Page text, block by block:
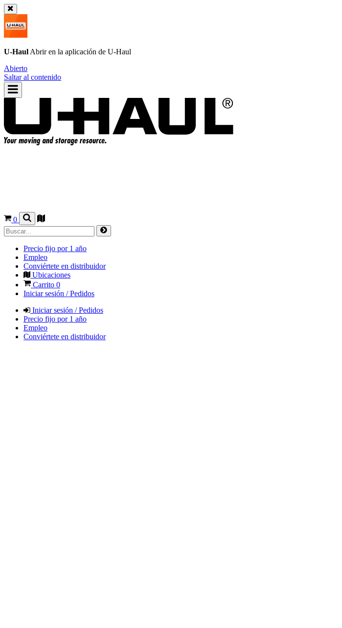
U-Haul Abrir en la aplicación de U-Haul
Abierto
Saltar al contenido
0
Precio fijo por 1 año
Empleo
Conviértete en distribuidor
Ubicaciones
Carrito 0
Iniciar sesión / Pedidos
Iniciar sesión / Pedidos
Precio fijo por 1 año
Empleo
Conviértete en distribuidor